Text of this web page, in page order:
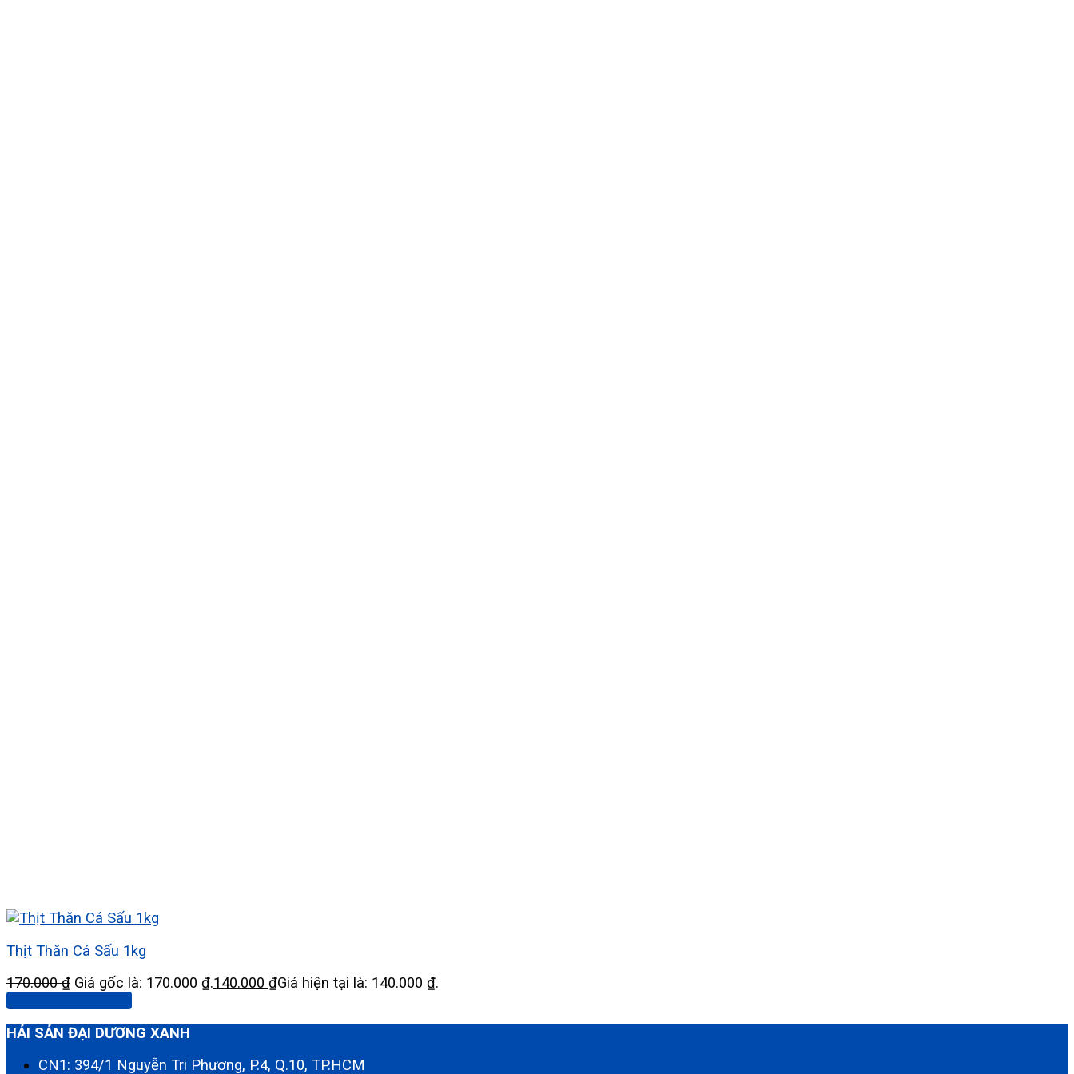
Thịt Thăn Cá Sấu 1kg
170.000₫ Giá gốc là: 170.000 ₫.140.000 ₫Giá hiện tại là: 140.000 ₫.
HẢI SẢN ĐẠI DƯƠNG XANH
CN1: 394/1 Nguyễn Tri Phương, P.4, Q.10, TP.HCM